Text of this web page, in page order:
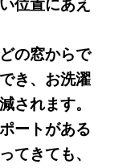
の窓からで
き、お洗濯
されます。
ートがある
てきても、